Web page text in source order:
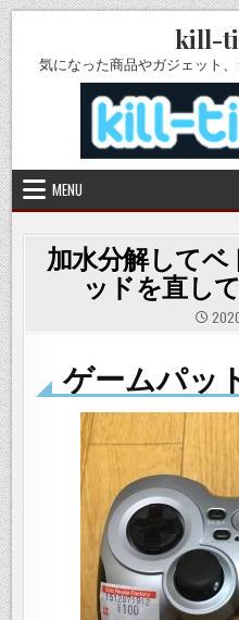
Skip
to
content
kill-
気になった商品やガジェット
MENU
加水分解して
ッドを直し
ゲームパッ